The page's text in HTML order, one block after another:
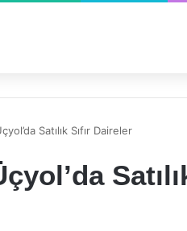
Satılık Sıfır Daireler